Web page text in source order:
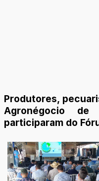
Produtores,
Agronégocio
participaram do